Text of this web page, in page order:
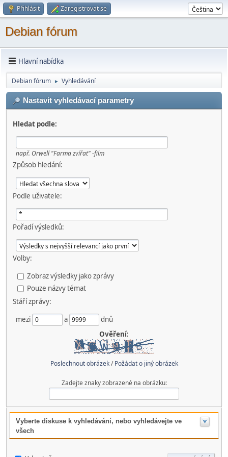
Přihlásit Zaregistrovat se
Debian fórum
Hlavní nabídka
Debian fórum ► Vyhledávání
Nastavit vyhledávací parametry
Hledat podle:
např. Orwell "Farma zvířat" -film
Způsob hledání:
Podle uživatele:
Pořadí výsledků:
Volby:
Zobraz výsledky jako zprávy
Pouze názvy témat
Stáří zprávy:
mezi
a
dnů
Ověření:
Poslechnout obrázek/Požádat o jiný obrázek
Zadejte znaky zobrazené na obrázku:
Vyberte diskuse k vyhledávání, nebo vyhledávejte ve
všech